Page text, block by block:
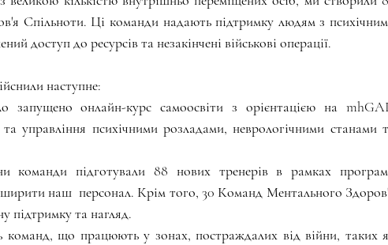
Спільноти. Ці команди надають підтримку людям з
доступ до ресурсів та незакінчені військові операції.
наступне:
запущено онлайн-курс самоосвіти з орієнтацією на
управління психічними розладами, неврологічними станами
команди підготували 88 нових тренерів в рамках
наш  персонал. Крім того, 30 Команд Ментального
підтримку та нагляд.
що працюють у зонах, постраждалих від війни, таких